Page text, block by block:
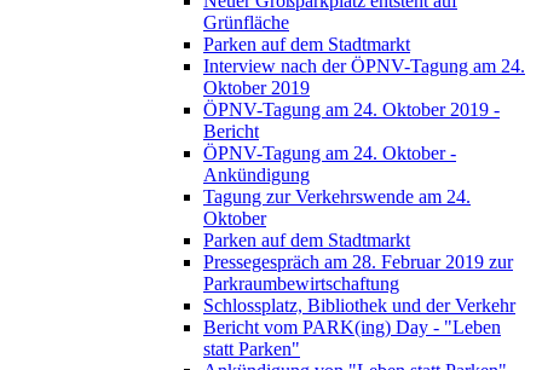
Grünfläche
Parken auf dem Stadtmarkt
Interview nach der ÖPNV-Tagung am 24.
Oktober 2019
ÖPNV-Tagung am 24. Oktober 2019 -
Bericht
ÖPNV-Tagung am 24. Oktober -
Ankündigung
Tagung zur Verkehrswende am 24.
Oktober
Parken auf dem Stadtmarkt
Pressegespräch am 28. Februar 2019 zur
Parkraumbewirtschaftung
Schlossplatz, Bibliothek und der Verkehr
Bericht vom PARK(ing) Day - "Leben
statt Parken"